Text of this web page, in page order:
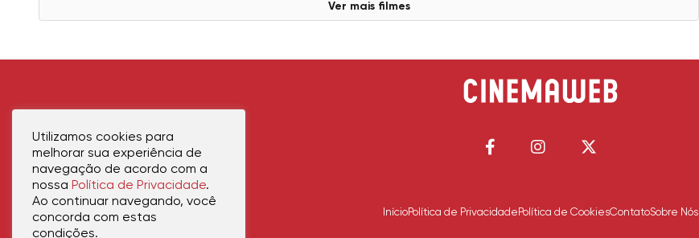
Ver mais filmes
InícioPolítica de Privacidade Política de CookiesContatoSobre Nós
Utilizamos cookies para
melhorar sua experiência de
navegação de acordo com a
nossa Política de Privacidade.
Ao continuar navegando, você
concorda com estas
condições.